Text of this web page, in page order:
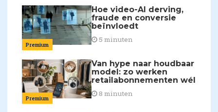
Premium
Hoe video-AI derving,
fraude en conversie
beïnvloedt
5 minuten
Premium
Van hype naar houdbaar
model: zo werken
retailabonnementen wél
8 minuten